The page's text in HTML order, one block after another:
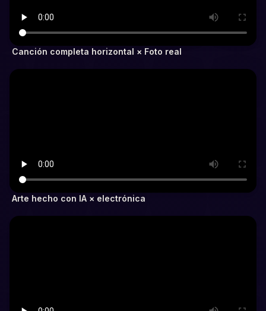
Canción completa horizontal × Foto real
Arte hecho con IA × electrónica